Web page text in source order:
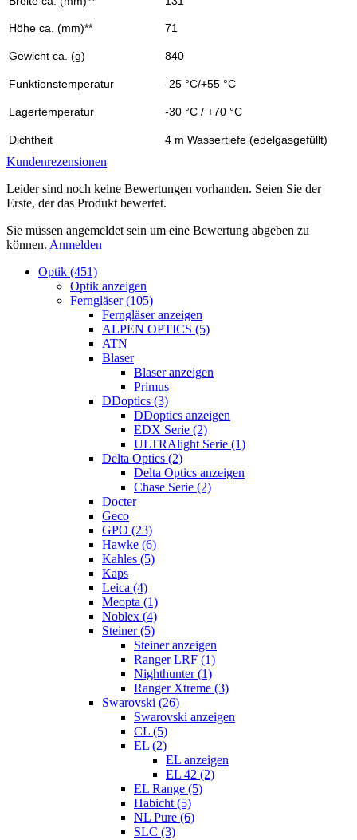
Höhe ca. (mm)** 71
Gewicht ca. (g) 840
Funktionstemperatur -25 °C/+55 °C
Lagertemperatur -30 °C / +70 °C
Dichtheit 4 m Wassertiefe (edelgasgefüllt)
Kundenrezensionen
Leider sind noch keine Bewertungen vorhanden. Seien Sie der
Erste, der das Produkt bewertet.
Sie müssen angemeldet sein um eine Bewertung abgeben zu
können. Anmelden
Optik (451)
Optik anzeigen
Ferngläser (105)
Ferngläser anzeigen
ALPEN OPTICS (5)
ATN
Blaser
Blaser anzeigen
Primus
DDoptics (3)
DDoptics anzeigen
EDX Serie (2)
ULTRAlight Serie (1)
Delta Optics (2)
Delta Optics anzeigen
Chase Serie (2)
Docter
Geco
GPO (23)
Hawke (6)
Kahles (5)
Kaps
Leica (4)
Meopta (1)
Noblex (4)
Steiner (5)
Steiner anzeigen
Ranger LRF (1)
Nighthunter (1)
Ranger Xtreme (3)
Swarovski (26)
Swarovski anzeigen
CL (5)
EL (2)
EL anzeigen
EL 42 (2)
EL Range (5)
Habicht (5)
NL Pure (6)
SLC (3)